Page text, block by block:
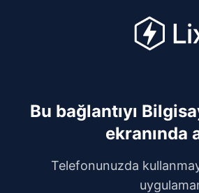
Bu bağlantıyı
ekranında
Telefonunuzda